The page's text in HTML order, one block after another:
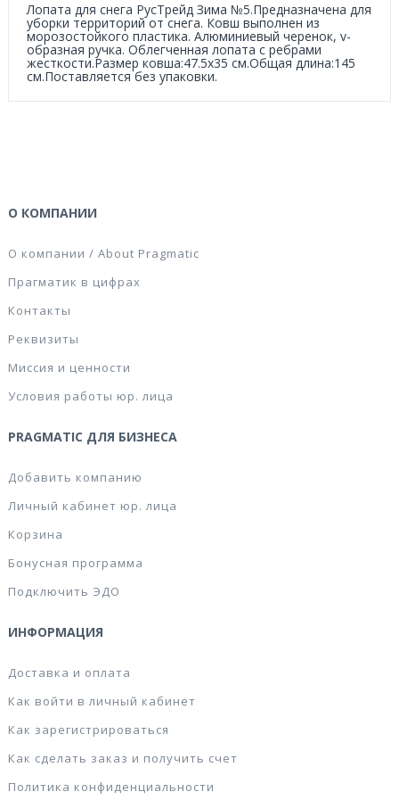
Лопата для снега РусТрейд Зима №5.Предназначена для
уборки территорий от снега. Ковш выполнен из
морозостойкого пластика. Алюминиевый черенок, v-
образная ручка. Облегченная лопата с ребрами
жесткости.Размер ковша:47.5х35 см.Общая длина:145
см.Поставляется без упаковки.
О КОМПАНИИ
О компании / About Pragmatic
Прагматик в цифрах
Контакты
Реквизиты
Миссия и ценности
Условия работы юр. лица
PRAGMATIC ДЛЯ БИЗНЕСА
Добавить компанию
Личный кабинет юр. лица
Корзина
Бонусная программа
Подключить ЭДО
ИНФОРМАЦИЯ
Доставка и оплата
Как войти в личный кабинет
Как зарегистрироваться
Как сделать заказ и получить счет
Политика конфиденциальности